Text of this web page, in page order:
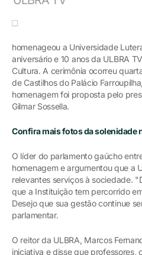
homenageou a Universidade
aniversário e 10 anos da ULBRA
Cultura. A cerimônia ocorreu
de Castilhos do Palácio
homenagem foi proposta pelo
Gilmar Sossella.
Confira mais fotos da solenidade
O líder do parlamento gaúcho
homenagem e argumentou que a
relevantes serviços à sociedade.
que a Instituição tem percorrido
Desejo que sua gestão continue
parlamentar.
O reitor da ULBRA, Marcos
iniciativa e disse que professores,